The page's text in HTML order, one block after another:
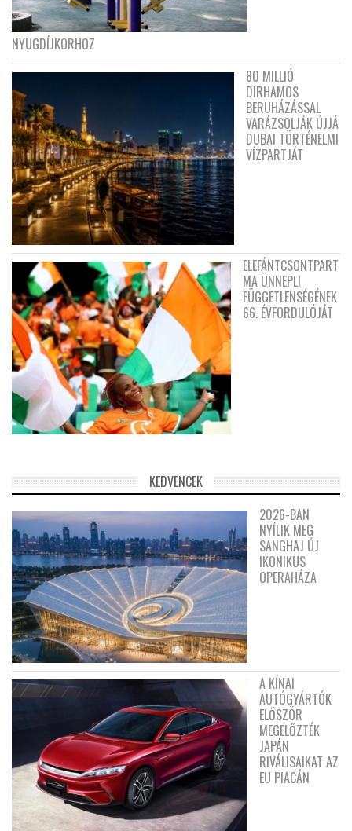
NYUGDÍJKORHOZ
80 MILLIÓ
DIRHAMOS
BERUHÁZÁSSAL
VARÁZSOLJÁK ÚJJÁ
DUBAI TÖRTÉNELMI
VÍZPARTJÁT
ELEFÁNTCSONTPART
MA ÜNNEPLI
FÜGGETLENSÉGÉNEK
66. ÉVFORDULÓJÁT
KEDVENCEK
2026-BAN
NYÍLIK MEG
SANGHAJ ÚJ
IKONIKUS
OPERAHÁZA
A KÍNAI
AUTÓGYÁRTÓK
ELŐSZÖR
MEGELŐZTÉK
JAPÁN
RIVÁLISAIKAT AZ
EU PIACÁN